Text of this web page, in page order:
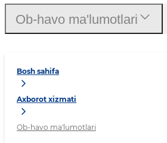
Bosh sahifa
Axborot xizmati
Ob-havo ma'lumotlari
Ob-havo ma'lumotlari